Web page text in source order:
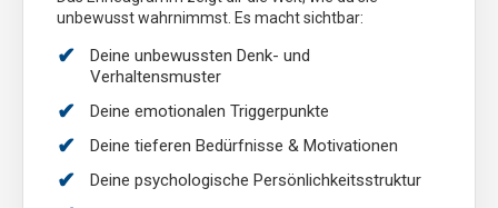
unbewusst wahrnimmst. Es macht sichtbar:
Deine unbewussten Denk- und
Verhaltensmuster
Deine emotionalen Triggerpunkte
Deine tieferen Bedürfnisse & Motivationen
Deine psychologische Persönlichkeitsstruktur